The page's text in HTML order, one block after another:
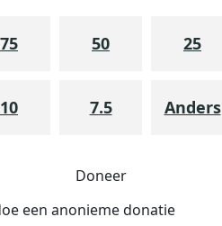
75 50 25
10 7.5 Anders
Doneer
een anonieme donatie